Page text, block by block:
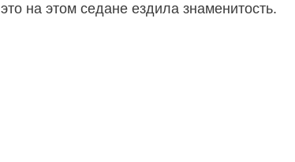
это на этом седане ездила знаменитость.